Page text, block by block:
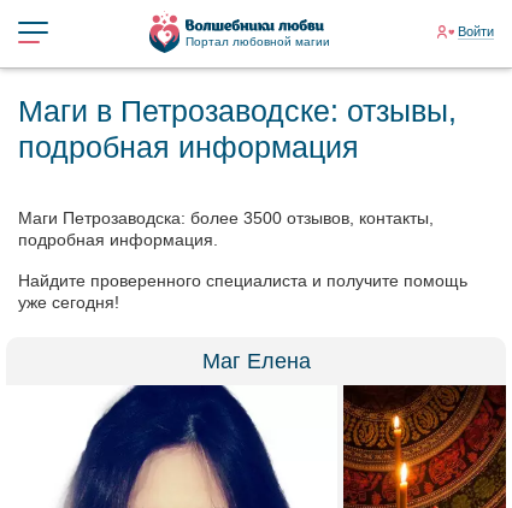
Портал любовной магии
Войти
Маги в Петрозаводске: отзывы,
подробная информация
Маги Петрозаводска: более 3500 отзывов, контакты,
подробная информация.
Найдите проверенного специалиста и получите помощь
уже сегодня!
Маг Елена